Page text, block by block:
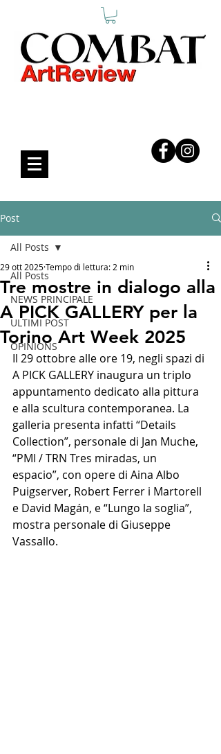
Post
All Posts
NEWS PRINCIPALE
ULTIMI POST
OPINIONS
All Posts
Tre mostre in dialogo alla
A PICK GALLERY per la
Torino Art Week 2025
29 ott 2025Tempo di lettura: 2 min
Il 29 ottobre alle ore 19, negli spazi di
A PICK GALLERY inaugura un triplo
appuntamento dedicato alla pittura
e alla scultura contemporanea. La
galleria presenta infatti “Details
Collection”, personale di Jan Muche,
“PMI / TRN Tres miradas, un
espacio”, con opere di Aina Albo
Puigserver, Robert Ferrer i Martorell
e David Magán, e “Lungo la soglia”,
mostra personale di Giuseppe
Vassallo.